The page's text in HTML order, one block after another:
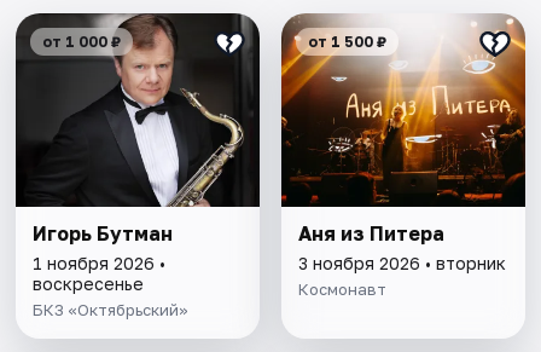
от 1 000 ₽
Игорь Бутман
1 ноября 2026 •
воскресенье
БКЗ «Октябрьский»
от 1 500 ₽
Аня из Питера
3 ноября 2026 • вторник
Космонавт